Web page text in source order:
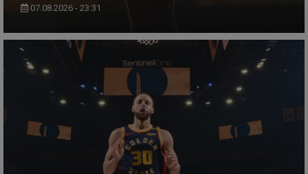
07.08.2026 - 23:31